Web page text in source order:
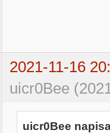
2021-11-16
uicr0Bee
uicr0Bee